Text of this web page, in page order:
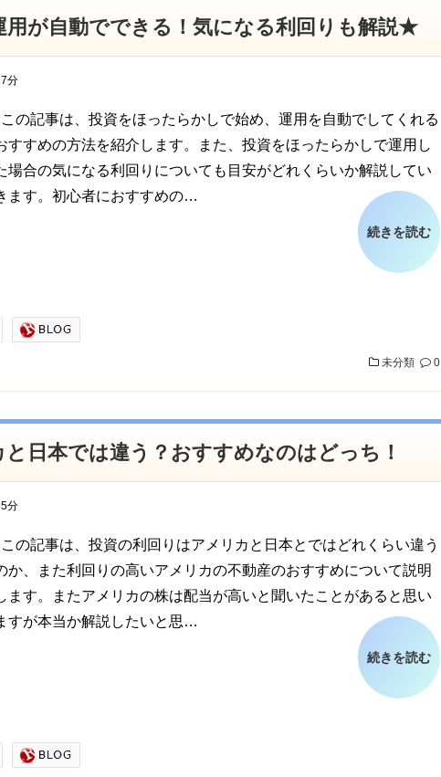
が自動でできる！気になる利回りも解説★
7分
この記事は、投資をほったらかしで始め、運用を自動でしてくれる
すすめの方法を紹介します。また、投資をほったらかしで運用し
場合の気になる利回りについても目安がどれくらいか解説してい
ます。初心者におすすめの…
続きを読む
未分類 0
日本では違う？おすすめなのはどっち！
5分
この記事は、投資の利回りはアメリカと日本とではどれくらい違う
か、また利回りの高いアメリカの不動産のおすすめについて説明
ます。またアメリカの株は配当が高いと聞いたことがあると思い
すが本当か解説したいと思…
続きを読む